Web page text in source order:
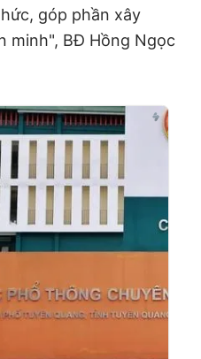
góp phần xây
minh", BĐ Hồng Ngọc